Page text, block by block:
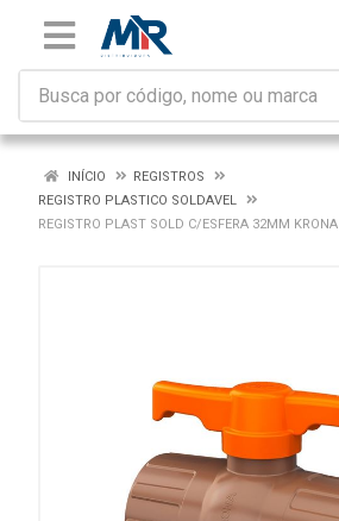
INÍCIO
REGISTROS
REGISTRO PLASTICO SOLDAVEL
REGISTRO PLAST SOLD C/ESFERA 32MM KRONA